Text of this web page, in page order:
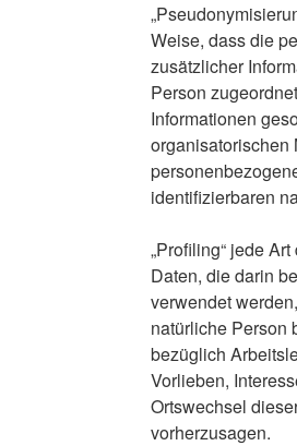
Weise, dass die
zusätzlicher
Person
Informationen
organisatorischen
identifizierbaren
„Profiling“ jede
Daten, die darin
verwendet
natürliche Person
bezüglich
Vorlieben,
Ortswechsel
vorherzusagen.